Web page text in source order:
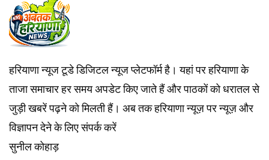
हरियाणा न्यूज टूडे डिजिटल न्यूज प्लेटफॉर्म है। यहां पर हरियाणा के
ताजा समाचार हर समय अपडेट किए जाते हैं और पाठकों को धरातल से
जुड़ी खबरें पढ़ने को मिलती हैं। अब तक हरियाणा न्यूज़ पर न्यूज़ और
विज्ञापन देने के लिए संपर्क करें
सुनील कोहाड़